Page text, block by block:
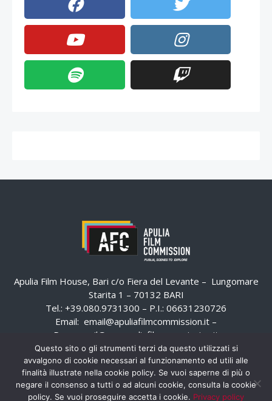
Apulia Film House, Bari c/o Fiera del Levante – Lungomare
Starita 1 – 70132 BARI
Tel.: +39.080.9731300 – P.I.: 06631230726
Email: email@apuliafilmcommission.it –
Pec:
email@pec.apuliafilmcommission.it
Questo sito o gli strumenti terzi da questo utilizzati si
avvalgono di cookie necessari al funzionamento ed utili alle
finalità illustrate nella cookie policy. Se vuoi saperne di più o
negare il consenso a tutti o ad alcuni cookie, consulta la cookie
policy. Se vuoi proseguire accetta i cookie. Privacy policy